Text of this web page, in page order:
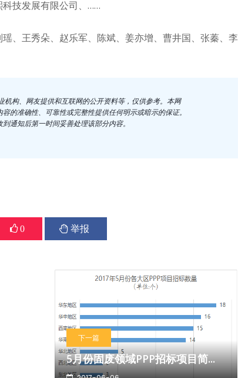
技发展有限公司、……
、王秀朵、赵乐军、陈斌、姜亦增、曹井国、张蓁、李
构、网友提供和互联网的公开资料等，仅供参考。本网
的准确性、可靠性或完整性提供任何明示或暗示的保证。
通知后第一时间妥善处理该部分内容。
0 举报
下一篇
5月份固废领域PPP招标项目简...